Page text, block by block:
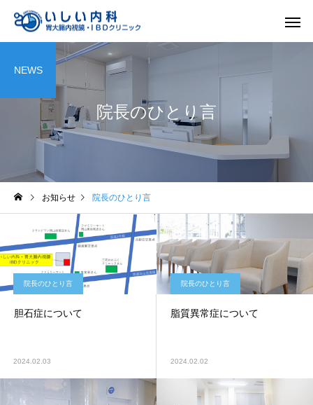
院長のひとり言
NEWS
お知らせ 院長のひとり言
院長のひとり言
胆石症について
2024.02.03
院長のひとり言
脂質異常症について
2024.02.02